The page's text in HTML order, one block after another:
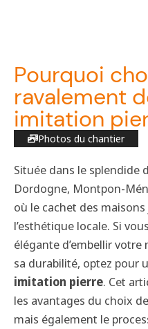
Pourquoi
ravalement
imitation
Photos du chantier
Située dans le splendide
Dordogne, Montpon-
où le cachet des
l’esthétique locale. Si
élégante d’embellir
sa durabilité, optez pour
imitation pierre. Cet
les avantages du choix
mais également le